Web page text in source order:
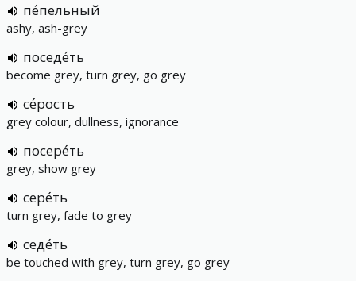
пе́пельный
ashy, ash-grey
поседе́ть
become grey, turn grey, go grey
се́рость
grey colour, dullness, ignorance
посере́ть
grey, show grey
сере́ть
turn grey, fade to grey
седе́ть
be touched with grey, turn grey, go grey